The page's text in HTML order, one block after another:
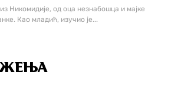
Никомидије, од оца незнабошца и мајке
Као младић, изучио је...